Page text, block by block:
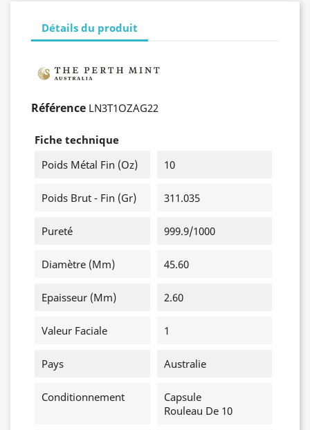
Détails du produit
Référence LN3T1OZAG22
Fiche technique
Poids Métal Fin (oz)
10
Poids Brut - Fin (gr) 311.035
Pureté 999.9/1000
Diamètre (mm) 45.60
Epaisseur (mm) 2.60
Valeur Faciale 1
Pays Australie
Conditionnement
Capsule
Rouleau De 10